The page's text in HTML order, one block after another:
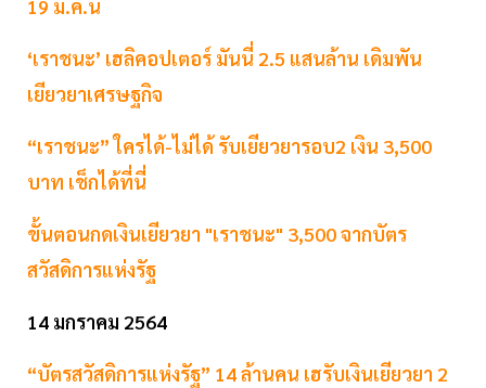
19 ม.ค.นี้
‘เราชนะ’ เฮลิคอปเตอร์ มันนี่ 2.5 แสนล้าน เดิมพัน
เยียวยาเศรษฐกิจ
“เราชนะ” ใครได้-ไม่ได้ รับเยียวยารอบ2 เงิน 3,500
บาท เช็กได้ที่นี่
ขั้นตอนกดเงินเยียวยา "เราชนะ" 3,500 จากบัตร
สวัสดิการแห่งรัฐ
14 มกราคม 2564
“บัตรสวัสดิการแห่งรัฐ” 14 ล้านคน เฮรับเงินเยียวยา 2